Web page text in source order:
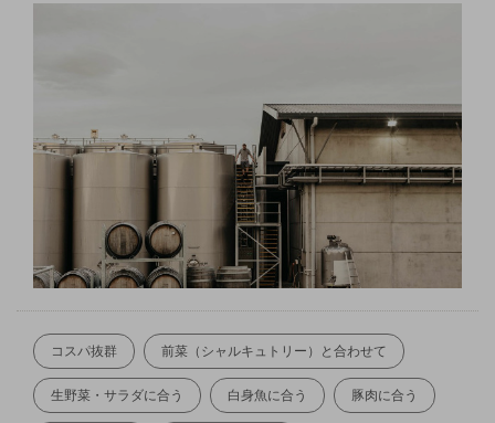
コスパ抜群 前菜（シャルキュトリー）と合わせて
生野菜・サラダに合う 白身魚に合う 豚肉に合う